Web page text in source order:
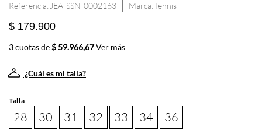
Referencia:JEA-SSN-0002163 Tennis
$ 179.900
3 cuotas de$ 59.966,67Ver más
¿Cuál es mi talla?
Talla
28 30 31 32 33 34 36